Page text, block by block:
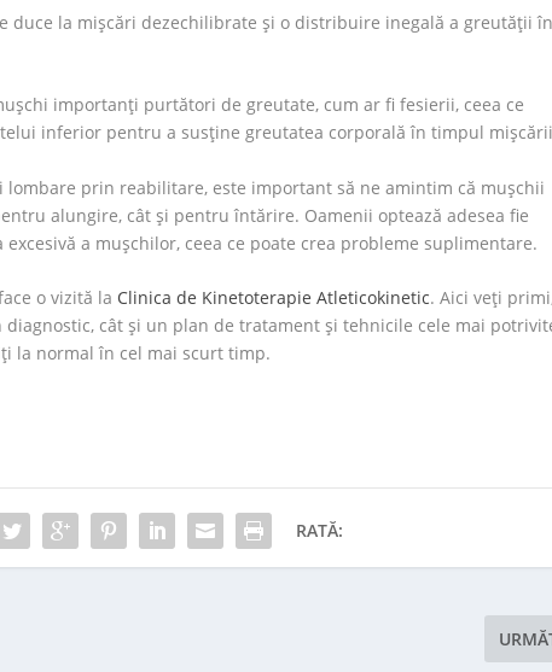
duce la mișcări dezechilibrate și o distribuire inegală a greutăţii în
importanţi purtători de greutate, cum ar fi fesierii, ceea ce
inferior pentru a susține greutatea corporală în timpul
prin reabilitare, este important să ne amintim că mușchii
alungire, cât şi pentru întărire. Oamenii optează adesea fie
a mușchilor, ceea ce poate crea probleme suplimentare.
o vizită la Clinica de Kinetoterapie Atleticokinetic. Aici veţi
cât şi un plan de tratament şi tehnicile cele mai
la normal în cel mai scurt timp.
RATĂ: